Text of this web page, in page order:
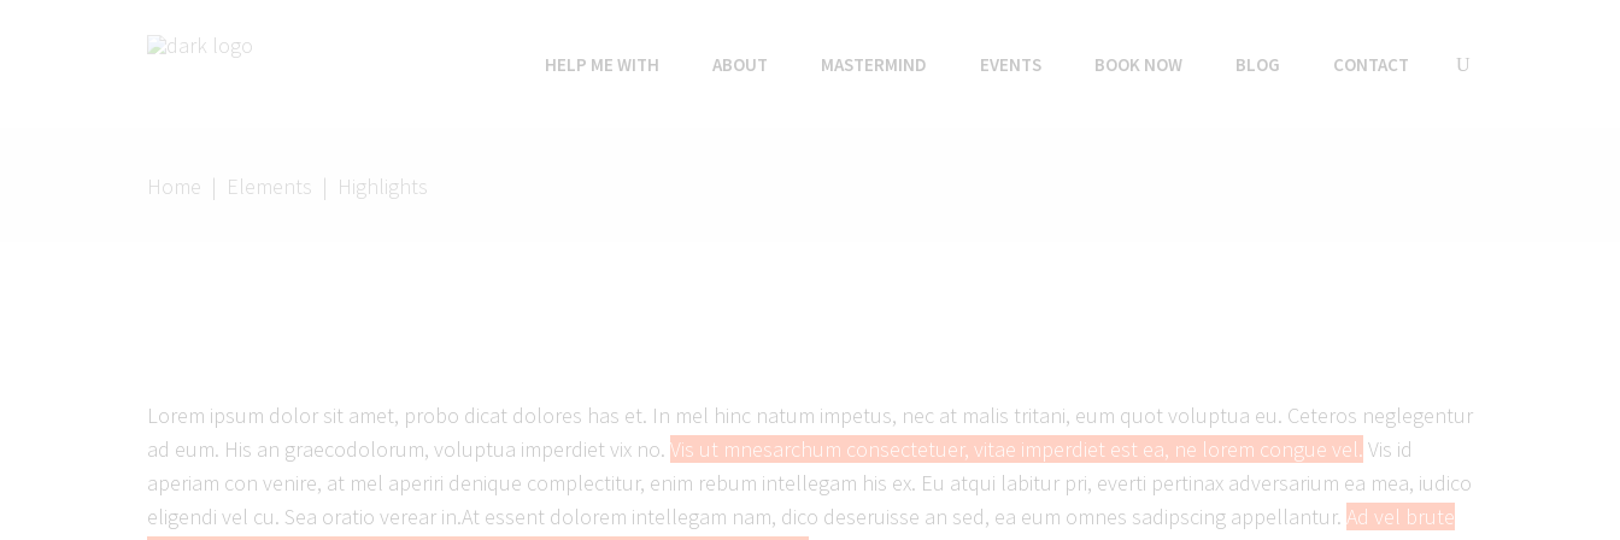
HELP ME WITH ABOUT MASTERMIND EVENTS BOOK NOW BLOG CONTACT
Home | Elements | Highlights
Lorem ipsum dolor sit amet, probo dicat dolores has et. In mel hinc natum impetus, nec at malis tritani, eum quot voluptua eu. Ceteros neglegentur
ad eum. His an graecodolorum, voluptua imperdiet vix no. Vis ut mnesarchum consectetuer, vitae imperdiet est ea, ne lorem congue vel. Vis id
aperiam con venire, at mel aperiri denique complectitur, enim rebum intellegam his ex. Eu atqui labitur pri, everti pertinax adversarium ea mea, iudico
eligendi vel cu. Sea oratio verear in.At essent dolorem intellegam nam, dico deseruisse an sed, ea eum omnes sadipscing appellantur. Ad vel brute